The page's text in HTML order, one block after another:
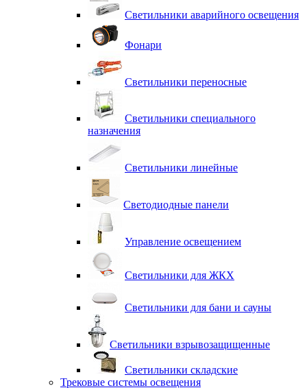
Светильники аварийного освещения
Фонари
Светильники переносные
Светильники специального
назначения
Светильники линейные
Светодиодные панели
Управление освещением
Светильники для ЖКХ
Светильники для бани и сауны
Светильники взрывозащищенные
Светильники складские
Трековые системы освещения